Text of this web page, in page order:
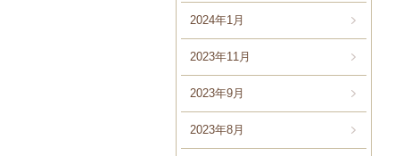
2024年1月
2023年11月
2023年9月
2023年8月